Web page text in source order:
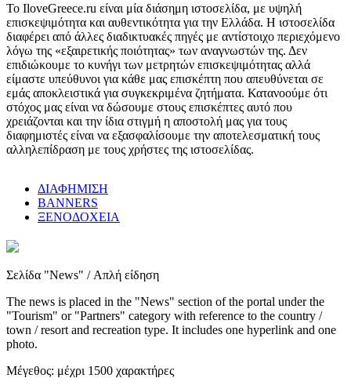
Το IloveGreece.ru είναι μία διάσημη ιστοσελίδα, με υψηλή
επισκεψιμότητα και αυθεντικότητα για την Ελλάδα. Η ιστοσελίδα
διαφέρει από άλλες διαδικτυακές πηγές με αντίστοιχο περιεχόμενο
λόγω της «εξαιρετικής ποιότητας» των αναγνωστών της. Δεν
επιδιώκουμε το κυνήγι των μετρητών επισκεψιμότητας αλλά
είμαστε υπεύθυνοι για κάθε μας επισκέπτη που απευθύνεται σε
εμάς αποκλειστικά για συγκεκριμένα ζητήματα. Κατανοούμε ότι
στόχος μας είναι να δώσουμε στους επισκέπτες αυτό που
χρειάζονται και την ίδια στιγμή η αποστολή μας για τους
διαφημιστές είναι να εξασφαλίσουμε την αποτελεσματική τους
αλληλεπίδραση με τους χρήστες της ιστοσελίδας.
ΔΙΑΦΗΜΙΣΗ
BANNERS
ΞΕΝΟΔΟΧΕΙΑ
Σελίδα "News" / Απλή είδηση
The news is placed in the "News" section of the portal under the
"Tourism" or "Partners" category with reference to the country /
town / resort and recreation type. It includes one hyperlink and one
photo.
Μέγεθος: μέχρι 1500 χαρακτήρες